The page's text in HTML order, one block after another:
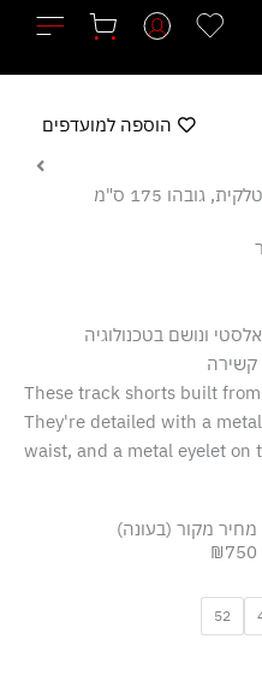
ונושם בטכנולוגיה
קשירה
These track shorts built
They're detailed with a
waist, and a metal eyelet on
מחיר מקור (בעונה)
₪750
52
הוספה למועדפים